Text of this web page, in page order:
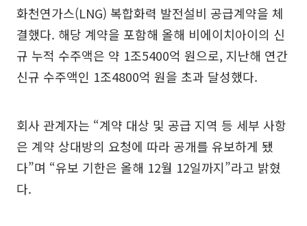
화천연가스(LNG) 복합화력 발전설비 공급계약을 체
결했다. 해당 계약을 포함해 올해 비에이치아이의 신
규 누적 수주액은 약 1조5400억 원으로, 지난해 연간
신규 수주액인 1조4800억 원을 초과 달성했다.
회사 관계자는 “계약 대상 및 공급 지역 등 세부 사항
은 계약 상대방의 요청에 따라 공개를 유보하게 됐
다”며 “유보 기한은 올해 12월 12일까지”라고 밝혔
다.